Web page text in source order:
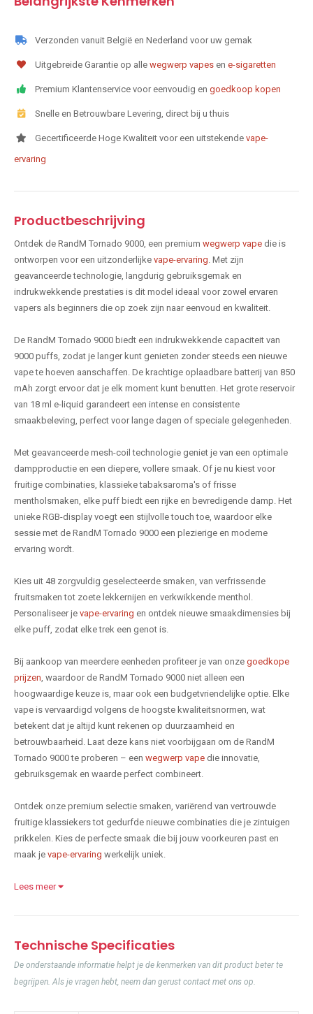
Verzonden vanuit België en Nederland voor uw gemak
Uitgebreide Garantie op alle wegwerp vapes en e-sigaretten
Premium Klantenservice voor eenvoudig en goedkoop kopen
Snelle en Betrouwbare Levering, direct bij u thuis
Gecertificeerde Hoge Kwaliteit voor een uitstekende vape-
ervaring
Productbeschrijving
Ontdek de RandM Tornado 9000, een premium wegwerp vape die is
ontworpen voor een uitzonderlijke vape-ervaring . Met zijn
geavanceerde technologie, langdurig gebruiksgemak en
indrukwekkende prestaties is dit model ideaal voor zowel ervaren
vapers als beginners die op zoek zijn naar eenvoud en kwaliteit.
De RandM Tornado 9000 biedt een indrukwekkende capaciteit van
9000 puffs, zodat je langer kunt genieten zonder steeds een nieuwe
vape te hoeven aanschaffen. De krachtige oplaadbare batterij van 850
mAh zorgt ervoor dat je elk moment kunt benutten. Het grote reservoir
van 18 ml e-liquid garandeert een intense en consistente
smaakbeleving, perfect voor lange dagen of speciale gelegenheden.
Met geavanceerde mesh-coil technologie geniet je van een optimale
dampproductie en een diepere, vollere smaak. Of je nu kiest voor
fruitige combinaties, klassieke tabaksaroma's of frisse
mentholsmaken, elke puff biedt een rijke en bevredigende damp. Het
unieke RGB-display voegt een stijlvolle touch toe, waardoor elke
sessie met de RandM Tornado 9000 een plezierige en moderne
ervaring wordt.
Kies uit 48 zorgvuldig geselecteerde smaken, van verfrissende
fruitsmaken tot zoete lekkernijen en verkwikkende menthol.
Personaliseer je vape-ervaring en ontdek nieuwe smaakdimensies bij
elke puff, zodat elke trek een genot is.
Bij aankoop van meerdere eenheden profiteer je van onze goedkope
prijzen , waardoor de RandM Tornado 9000 niet alleen een
hoogwaardige keuze is, maar ook een budgetvriendelijke optie. Elke
vape is vervaardigd volgens de hoogste kwaliteitsnormen, wat
betekent dat je altijd kunt rekenen op duurzaamheid en
betrouwbaarheid. Laat deze kans niet voorbijgaan om de RandM
Tornado 9000 te proberen – een wegwerp vape die innovatie,
gebruiksgemak en waarde perfect combineert.
Ontdek onze premium selectie smaken, variërend van vertrouwde
fruitige klassiekers tot gedurfde nieuwe combinaties die je zintuigen
prikkelen. Kies de perfecte smaak die bij jouw voorkeuren past en
maak je vape-ervaring werkelijk uniek.
Lees meer
Technische Specificaties
De onderstaande informatie helpt je de kenmerken van dit product beter te
begrijpen. Als je vragen hebt, neem dan gerust contact met ons op.